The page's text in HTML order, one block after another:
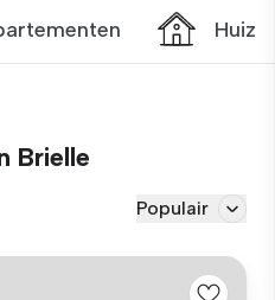
Brielle
Populair